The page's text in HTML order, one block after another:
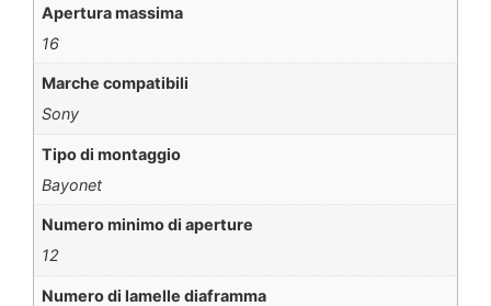
Apertura massima
16
Marche compatibili
Sony
Tipo di montaggio
Bayonet
Numero minimo di aperture
12
Numero di lamelle diaframma